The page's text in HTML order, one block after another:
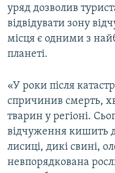
уряд дозволив
відвідувати зону
місця є одними з
планеті.
«У роки після
спричинив смерть,
тварин у регіоні.
відчуження кишить
лисиці, дикі свині,
невпорядкована